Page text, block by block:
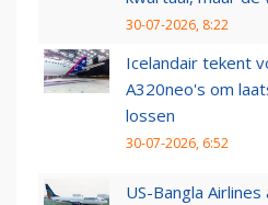
30-07-2026, 8:22
Icelandair tekent
A320neo's om
lossen
30-07-2026, 6:52
US-Bangla